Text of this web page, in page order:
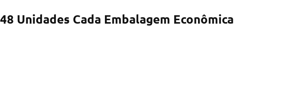
Unidades Cada Embalagem Econômica